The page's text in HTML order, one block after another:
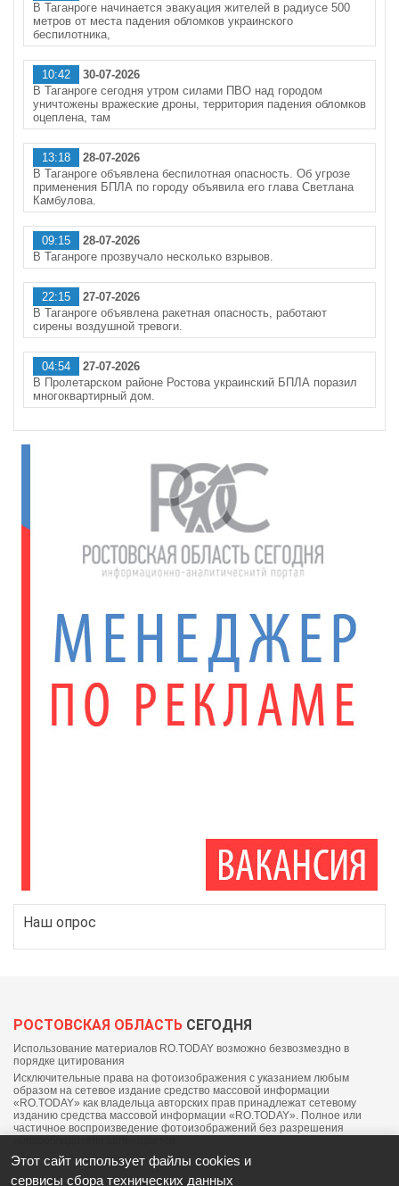
В Таганроге начинается эвакуация жителей в радиусе 500
метров от места падения обломков украинского
беспилотника,
10:42
30-07-2026
В Таганроге сегодня утром силами ПВО над городом
уничтожены вражеские дроны, территория падения обломков
оцеплена, там
13:18
28-07-2026
В Таганроге объявлена беспилотная опасность. Об угрозе
применения БПЛА по городу объявила его глава Светлана
Камбулова.
09:15
28-07-2026
В Таганроге прозвучало несколько взрывов.
22:15
27-07-2026
В Таганроге объявлена ракетная опасность, работают
сирены воздушной тревоги.
04:54
27-07-2026
В Пролетарском районе Ростова украинский БПЛА поразил
многоквартирный дом.
Наш опрос
РОСТОВСКАЯ ОБЛАСТЬ СЕГОДНЯ
Использование материалов RO.TODAY возможно безвозмездно в
порядке цитирования
Исключительные права на фотоизображения с указанием любым
образом на сетевое издание средство массовой информации
«RO.TODAY» как владельца авторских прав принадлежат сетевому
изданию средства массовой информации «RO.TODAY». Полное или
частичное воспроизведение фотоизображений без разрешения
Этот сайт использует файлы cookies и
сервисы сбора технических данных